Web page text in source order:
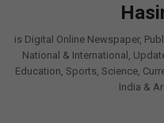
is Digital Online Newspaper,
National & International,
Education, Sports, Science,
India &